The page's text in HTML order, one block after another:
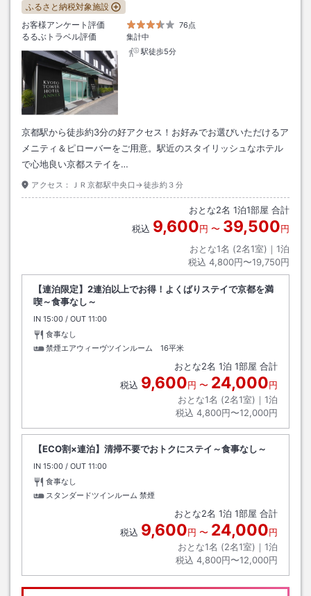
ふるさと納税対象施設
お客様アンケート評価
76点
るるぶトラベル評価
集計中
駅徒歩5分
京都駅から徒歩約3分の好アクセス！お好みでお選びいただけるア
メニティ＆ピローバーをご用意。駅近のスタイリッシュなホテル
で心地良い京都ステイを…
アクセス： ＪＲ京都駅中央口→徒歩約３分
おとな2名 1泊1部屋 合計
税込 9,600円 〜 39,500円
おとな1名 (2名1室)｜ 1泊
税込 4,800円〜19,750円
【連泊限定】2連泊以上でお得！よくばりステイで京都を満
喫～食事なし～
IN チェックイン
15:00 / OUT チェックアウト
11:00
食事なし
禁煙エアウィーヴツインルーム 16平米
おとな2名 1泊 1部屋 合計
税込 9,600円 〜 24,000円
おとな1名 (2名1室)｜ 1泊
税込 4,800円〜12,000円
【ECO割×連泊】清掃不要でおトクにステイ～食事なし～
IN チェックイン
15:00 / OUT チェックアウト
11:00
食事なし
スタンダードツインルーム 禁煙
おとな2名 1泊 1部屋 合計
税込 9,600円 〜 24,000円
おとな1名 (2名1室)｜ 1泊
税込 4,800円〜12,000円